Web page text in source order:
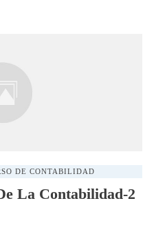
DE CONTABILIDAD
La Contabilidad-2